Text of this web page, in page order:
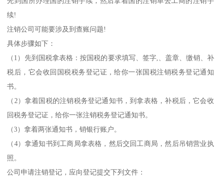
续!
注销公司可能要涉及到查账问题!
具体步骤如下：
（1）先到国税拿表格：按国税的要求填写、签字,、盖章、缴销、补
税后，它会收回国税税务登记证，给你一张国税注销税务登记通知
书。
（2）拿着国税的注销税务登记通知书，到拿表格，补税后，它会收
回税务登记证，给你一张注销税务登记通知书。
（3）拿着两张通知书，销银行账户。
（4）拿通知书到工商局拿表格，然后交回工商局，然后吊销营业执
照。
公司申请注销登记，应向登记提交下列文件：